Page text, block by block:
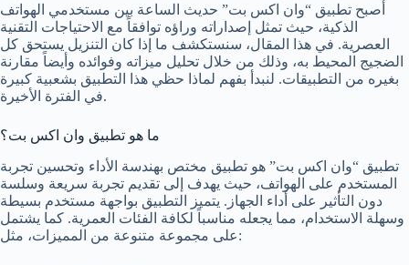
أصبح تطبيق “وان اكس بت” حديث الساعة بين مستخدمي الهواتف
الذكية، حيث تمثل إصداراته وراؤه توافقاً مع الاحتياجات التقنية
العصرية. في هذا المقال، سنستكشف ما إذا كان التنزيل يستحق كل
الضجيج المحيط به، وذلك من خلال تحليل ميزاته وفوائده وأيضاً مقارنة
بغيره من التطبيقات. لنبدأ بفهم لماذا حظي هذا التطبيق بشعبية كبيرة
في الفترة الأخيرة.
ما هو تطبيق وان اكس بت؟
تطبيق “وان اكس بت” هو تطبيق مختص بهندسة الأداء وتحسين تجربة
المستخدم على الهواتف، حيث يهدف إلى تقديم تجربة سريعة وسلسة
دون التأثير على أداء الجهاز. يتميز التطبيق بواجهة مستخدم بسيطة
وسهلة الاستخدام، مما يجعله مناسباً لكافة الفئات العمرية. كما يشتمل
على مجموعة متنوعة من المميزات، مثل: